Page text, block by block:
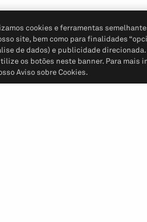
cookies e ferramentas
site, bem como para finalidades
de dados) e publicidade
os botões neste banner. Para mais
Aviso sobre Cookies.